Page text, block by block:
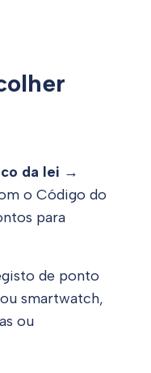
da lei →
o Código do
para
de ponto
smartwatch,
ou